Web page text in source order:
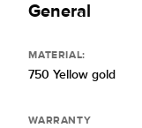
General
MATERIAL:
750 Yellow gold
WARRANTY